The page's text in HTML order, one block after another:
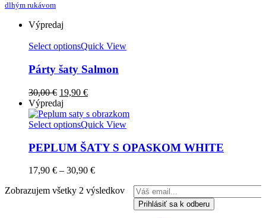
dlhým rukávom
Výpredaj
Select optionsQuick View
Párty šaty Salmon
30,00€ 19,90 €
Výpredaj
Select optionsQuick View
PEPLUM ŠATY S OPASKOM WHITE
17,90 € – 30,90 €
Zobrazujem všetky 2 výsledkov